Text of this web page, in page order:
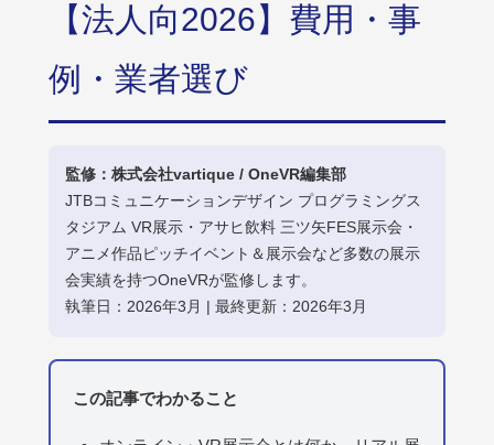
【法人向2026】費用・事
例・業者選び
監修：株式会社vartique / OneVR編集部
JTBコミュニケーションデザイン プログラミングス
タジアム VR展示・アサヒ飲料 三ツ矢FES展示会・
アニメ作品ピッチイベント＆展示会など多数の展示
会実績を持つOneVRが監修します。
執筆日：2026年3月 | 最終更新：2026年3月
この記事でわかること